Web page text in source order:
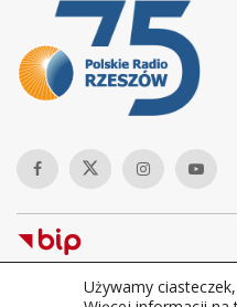
Copyright © 2026Polskie
Używamy